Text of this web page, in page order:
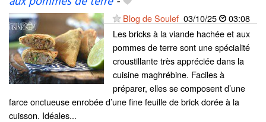
Blog de Soulef 03/10/25
03:08
Les bricks à la viande hachée et aux
pommes de terre sont une spécialité
croustillante très appréciée dans la
cuisine maghrébine. Faciles à
préparer, elles se composent d’une
farce onctueuse enrobée d’une fine feuille de brick dorée à la
cuisson. Idéales...